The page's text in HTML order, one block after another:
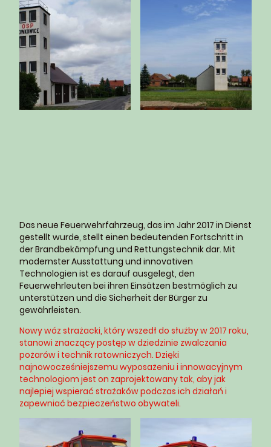
Das neue Feuerwehrfahrzeug, das im Jahr 2017 in Dienst
gestellt wurde, stellt einen bedeutenden Fortschritt in
der Brandbekämpfung und Rettungstechnik dar. Mit
modernster Ausstattung und innovativen
Technologien ist es darauf ausgelegt, den
Feuerwehrleuten bei ihren Einsätzen bestmöglich zu
unterstützen und die Sicherheit der Bürger zu
gewährleisten.
Nowy wóz strażacki, który wszedł do służby w 2017 roku,
stanowi znaczący postęp w dziedzinie zwalczania
pożarów i technik ratowniczych. Dzięki
najnowocześniejszemu wyposażeniu i innowacyjnym
technologiom jest on zaprojektowany tak, aby jak
najlepiej wspierać strażaków podczas ich działań i
zapewniać bezpieczeństwo obywateli.